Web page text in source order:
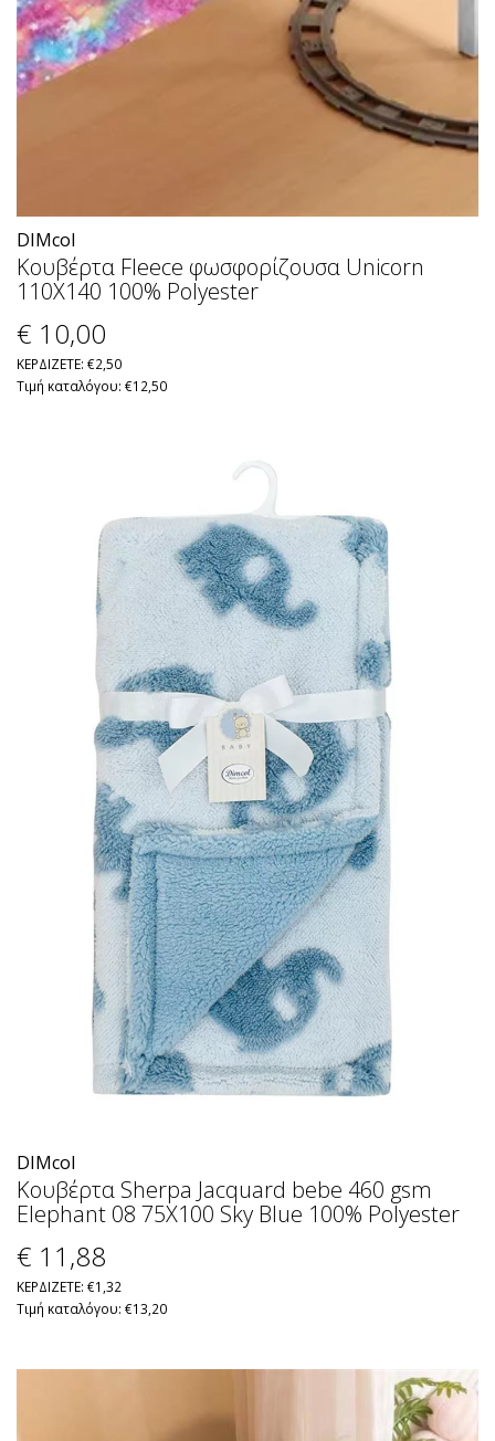
DIMcol
Κουβέρτα Fleece φωσφορίζουσα Unicorn
110X140 100% Polyester
€ 10,00
ΚΕΡΔΙΖΕΤΕ: €2,50
Τιμή καταλόγου: €12,50
DIMcol
Κουβέρτα Sherpa Jacquard bebe 460 gsm
Elephant 08 75X100 Sky Blue 100% Polyester
€ 11 ,88
ΚΕΡΔΙΖΕΤΕ: €1,32
Τιμή καταλόγου: €13,20